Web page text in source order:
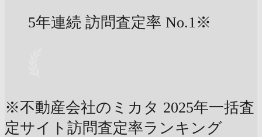
5年連続 訪問査定率 No.1※
※不動産会社のミカタ 2025年一括査
定サイト訪問査定率ランキング